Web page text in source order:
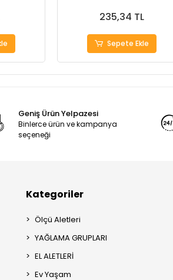
235,34 TL
Sepete Ekle
Geniş Ürün Yelpazesi
Binlerce ürün ve kampanya
seçeneği
Kategoriler
Ölçü Aletleri
YAĞLAMA GRUPLARI
EL ALETLERİ
Ev Yaşam